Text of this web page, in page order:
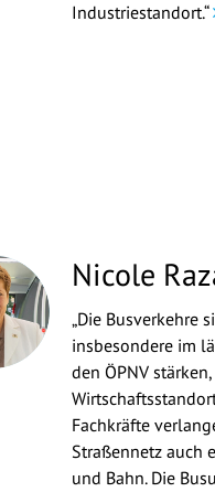
Industriestandort.“
Nicole
„Die Busverkehre
insbesondere im
den ÖPNV
Fachkräfte
Straßennetz auch
und Bahn. Die